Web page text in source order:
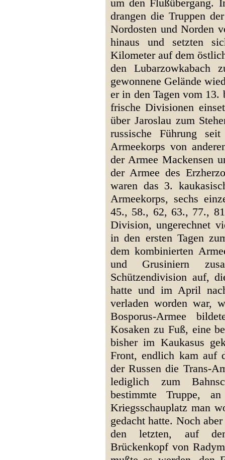
um den Flußübergang.
drangen die Truppen
Nordosten und Norden
hinaus und setzten
Kilometer auf dem
den Lubarzowkabach
gewonnene Gelände
er in den Tagen vom
frische Divisionen
über Jaroslau zum
russische Führung
Armeekorps von
der Armee Mackensen
der Armee des
waren das 3.
Armeekorps, sechs
45., 58., 62, 63., 77.,
Division, ungerechnet
in den ersten Tagen
dem kombinierten
und Grusiniern
Schützendivision auf,
hatte und im April
verladen worden war,
Bosporus-Armee
Kosaken zu Fuß, eine
bisher im Kaukasus
Front, endlich kam auf
der Russen die Trans-
lediglich zum
bestimmte Truppe,
Kriegsschauplatz man
gedacht hatte. Noch
den letzten, auf
Brückenkopf von